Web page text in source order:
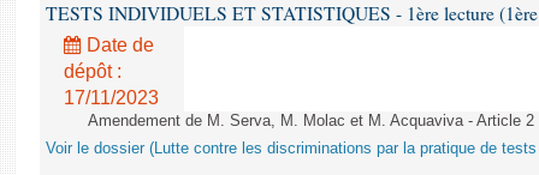
TESTS INDIVIDUELS ET STATISTIQUES - 1ère lecture (1ère
Date de
dépôt :
17/11/2023
Amendement de M. Serva, M. Molac et M. Acquaviva - Article
Voir le dossier (Lutte contre les discriminations par la pratique de